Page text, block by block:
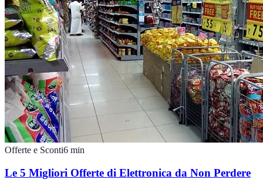
Offerte e Sconti6 min
Le 5 Migliori Offerte di Elettronica da Non Perdere